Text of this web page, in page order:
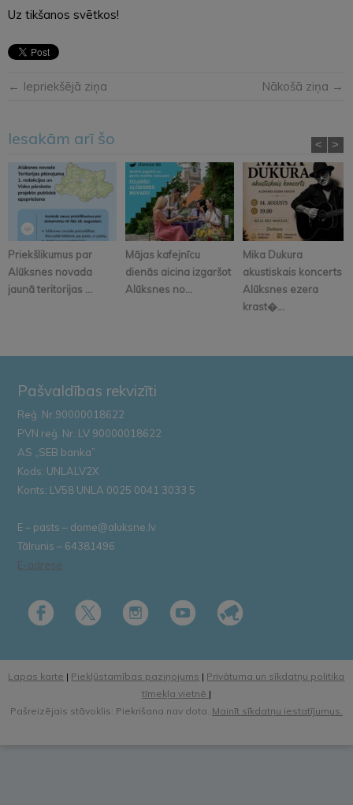
Uz tikšanos svētkos!
← Iepriekšējā ziņa Nākošā ziņa →
Iesakām arī šo
Priekšlikumus par
Alūksnes novada
jaunā teritorijas ...
Mājas kafejnīcu
dienās aicina izgaršot
Alūksnes no...
Mika Dukura
akustiskais koncerts
Alūksnes ezera
krast�...
< >
Pašvaldības rekvizīti
Reģ. Nr.90000018622
PVN reģ. Nr. LV 90000018622
AS „SEB banka”
Kods: UNLALV2X
Konts: LV58 UNLA 0025 0041 3033 5
E – pasts – dome@aluksne.lv
Tālrunis – 64381496
E-adrese
Lapas karte | Piekļūstamības paziņojums | Privātuma un sīkdatņu politika
tīmekļa vietnē |
Pašreizējais stāvoklis: Piekrišana nav dota. Mainīt sīkdatņu iestatījumus.